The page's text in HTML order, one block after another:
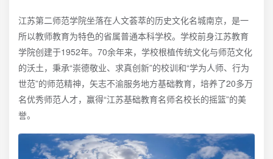
江苏第二师范学院坐落在人文荟萃的历史文化名城南京，是一
所以教师教育为特色的省属普通本科学校。学校前身江苏教育
学院创建于1952年。70余年来，学校根植传统文化与师范文化
的沃土，秉承“崇德敬业、求真创新”的校训和“学为人师、行为
世范”的师范精神，矢志不渝服务地方基础教育，培养了20多万
名优秀师范人才，赢得“江苏基础教育名师名校长的摇篮”的美
誉。